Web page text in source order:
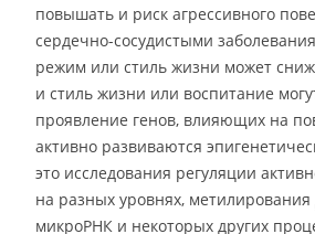
повышать и риск агрессивного
сердечно-сосудистыми
режим или стиль жизни может
и стиль жизни или воспитание
проявление генов, влияющих на
активно развиваются
это исследования регуляции
на разных уровнях, метилирования
микроРНК и некоторых других